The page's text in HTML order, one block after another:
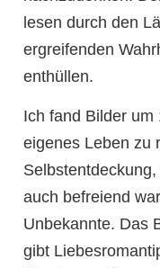
lesen durch den
ergreifenden
enthüllen.
Ich fand Bilder um
eigenes Leben zu
auch befreiend
Unbekannte. Das
gibt